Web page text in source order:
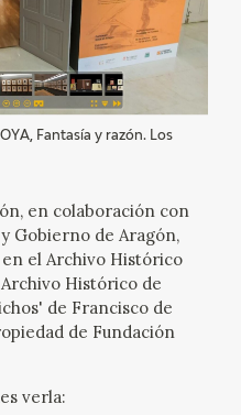
Fantasía y razón. Los
en colaboración con
Gobierno de Aragón,
el Archivo Histórico
Histórico de
de Francisco de
de Fundación
verla: